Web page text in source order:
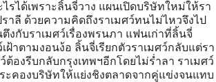
รได้เพราะลิ้นจี่วาง แผนเปิดบริษัทใหม่ให้รา
าลี ด้วยความคิดถึงราเมศว์ทนไม่ไหวจึงไป
งกับราเมศว์เรื่องพรนภา แฟนเก่าที่ลิ้นจี่
ฝ้าตามงอนง้อ ลิ้นจี่เรียกตัวราเมศว์กลับแต่รา
ต้องรีบกลับกรุงเทพฯอีกโดยไม่ร่ำลา ราเมศว์
ะคองบริษัทให้แย่งชิงตลาดจากคู่แข่งจนแทบ